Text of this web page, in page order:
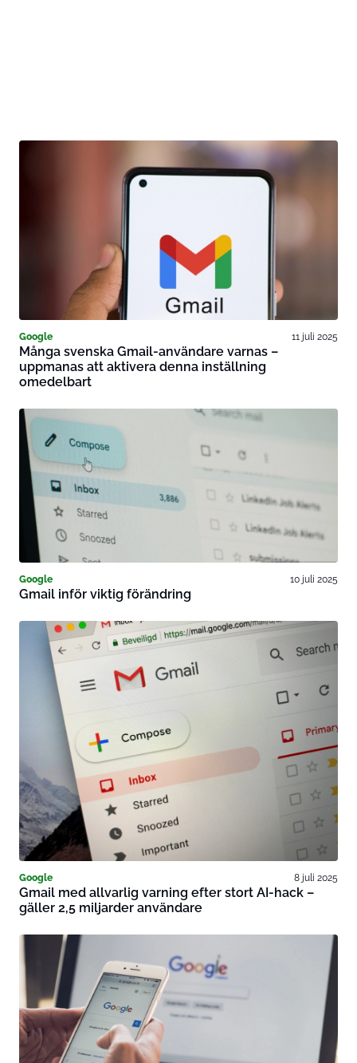
Google 11 juli 2025
Många svenska Gmail-användare varnas –
uppmanas att aktivera denna inställning
omedelbart
Google 10 juli 2025
Gmail inför viktig förändring
Google 8 juli 2025
Gmail med allvarlig varning efter stort AI-hack –
gäller 2,5 miljarder användare